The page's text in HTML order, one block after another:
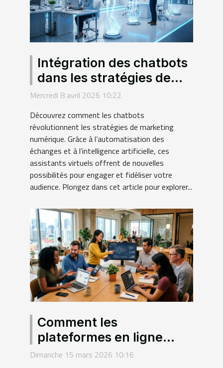
Intégration des chatbots
dans les stratégies de
marketing numérique
Mercredi 8 avril 2026 10:22
Découvrez comment les chatbots
révolutionnent les stratégies de marketing
numérique. Grâce à l’automatisation des
échanges et à l’intelligence artificielle, ces
assistants virtuels offrent de nouvelles
possibilités pour engager et fidéliser votre
audience. Plongez dans cet article pour explorer...
Comment les
plateformes en ligne
démocratisent-elles
Dimanche 15 mars 2026 10:16